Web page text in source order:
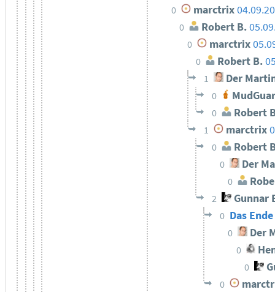
0 marctrix
0 Robert B.
0 marctrix
0 Robert B.
1 Der
0
0 Robert
1 marctrix
0 Robert
0 Der
0
2 Gunnar
0 Das
0 Der
0
0
0